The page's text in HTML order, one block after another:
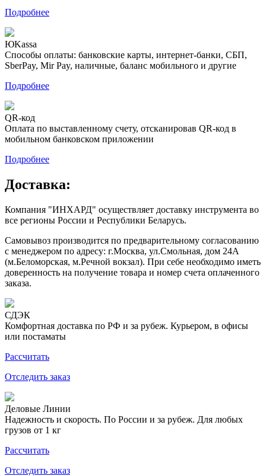
Подробнее
ЮKassa
Способы оплаты: банковские карты, интернет-банки, СБП,
SberPay, Mir Pay, наличные, баланс мобильного и другие
Подробнее
QR-код
Оплата по выставленному счету, отсканировав QR-код в
мобильном банковском приложении
Подробнее
Доставка:
Компания "ИНХАРД" осуществляет доставку инструмента во
все регионы России и Республики Беларусь.
Самовывоз производится по предварительному согласованию
с менеджером по адресу: г.Москва, ул.Смольная, дом 24А
(м.Беломорская, м.Речной вокзал). При себе необходимо иметь
доверенность на получение товара и номер счета оплаченного
заказа.
СДЭК
Комфортная доставка по РФ и за рубеж. Курьером, в офисы
или постаматы
Рассчитать
Отследить заказ
Деловые Линии
Надежность и скорость. По России и за рубеж. Для любых
грузов от 1 кг
Рассчитать
Отследить заказ